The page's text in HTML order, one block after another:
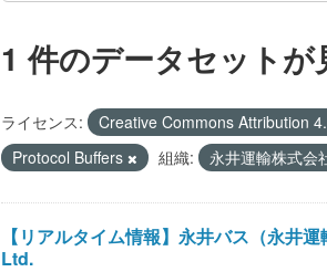
1 件のデータセット
ライセンス: Creative Commons Attribution
Protocol Buffers
組織: 永井運輸株式会
【リアルタイム情報】永井バス（永
Ltd.